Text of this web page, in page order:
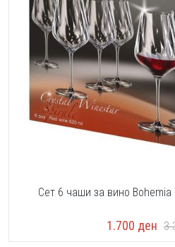
Сет 6 чаши за вино
1.700 ден